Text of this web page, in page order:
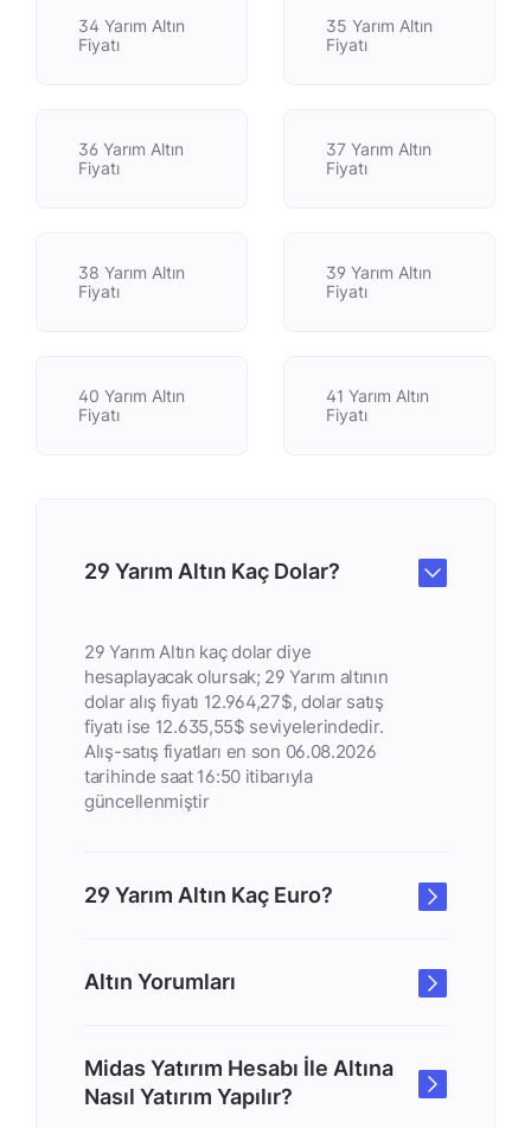
34 Yarım Altın
Fiyatı
35 Yarım Altın
Fiyatı
36 Yarım Altın
Fiyatı
37 Yarım Altın
Fiyatı
38 Yarım Altın
Fiyatı
39 Yarım Altın
Fiyatı
40 Yarım Altın
Fiyatı
41 Yarım Altın
Fiyatı
29 Yarım Altın Kaç Dolar?
29 Yarım Altın kaç dolar diye
hesaplayacak olursak; 29 Yarım altının
dolar alış fiyatı 12.964,27$, dolar satış
fiyatı ise 12.635,55$ seviyelerindedir.
Alış-satış fiyatları en son 06.08.2026
tarihinde saat 16:50 itibarıyla
güncellenmiştir
29 Yarım Altın Kaç Euro?
Altın Yorumları
Midas Yatırım Hesabı İle Altına
Nasıl Yatırım Yapılır?